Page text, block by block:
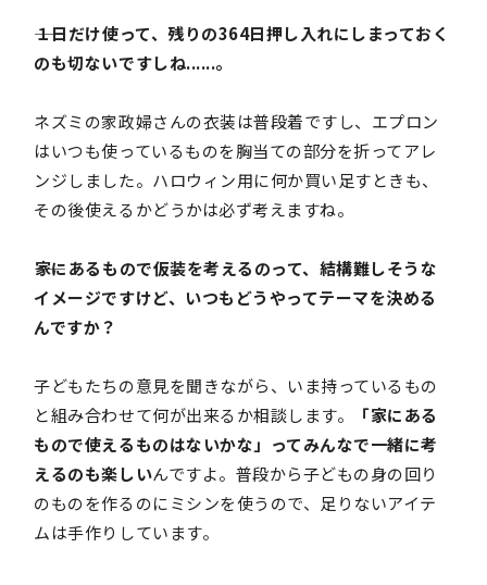
――１日だけ使って、残りの364日押し入れにしまっておく
のも切ないですしね......。
ネズミの家政婦さんの衣装は普段着ですし、エプロン
はいつも使っているものを胸当ての部分を折ってアレ
ンジしました。ハロウィン用に何か買い足すときも、
その後使えるかどうかは必ず考えますね。
――家にあるもので仮装を考えるのって、結構難しそうな
イメージですけど、いつもどうやってテーマを決める
んですか？
子どもたちの意見を聞きながら、いま持っているもの
と組み合わせて何が出来るか相談します。
「家にある
もので使えるものはないかな」ってみんなで一緒に考
えるのも楽しいんですよ。普段から子どもの身の回り
のものを作るのにミシンを使うので、足りないアイテ
ムは手作りしています。